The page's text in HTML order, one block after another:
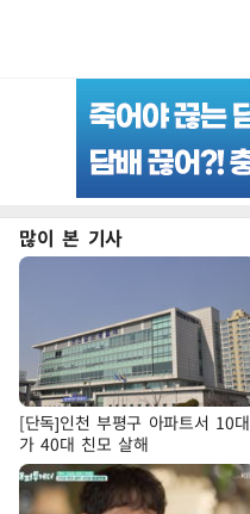
많이 본 기사
[단독]인천 부평구 아파트서 10대
가 40대 친모 살해